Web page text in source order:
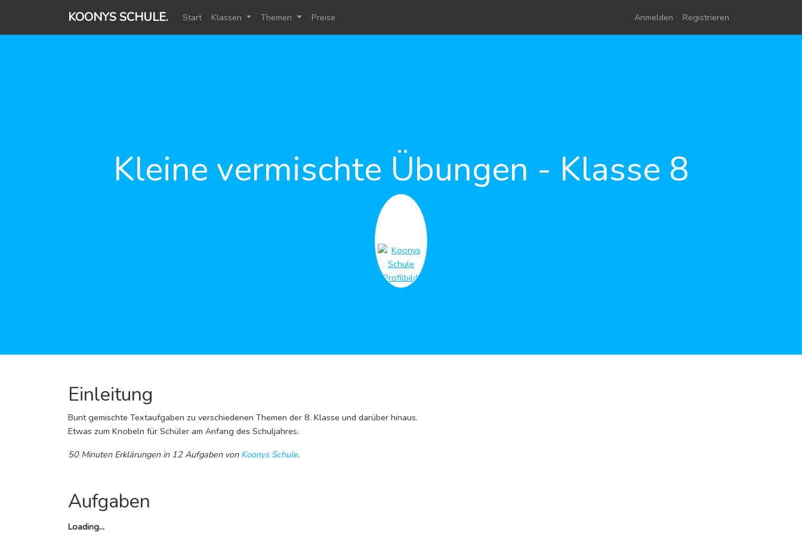
KOONYS SCHULE. Start Klassen Themen Preise Anmelden Registrieren
Kleine vermischte Übungen - Klasse 8
Einleitung
Bunt gemischte Textaufgaben zu verschiedenen Themen der 8. Klasse und darüber hinaus.
Etwas zum Knobeln für Schüler am Anfang des Schuljahres.
50 Minuten Erklärungen in 12 Aufgabenvon Koonys Schule.
Aufgaben